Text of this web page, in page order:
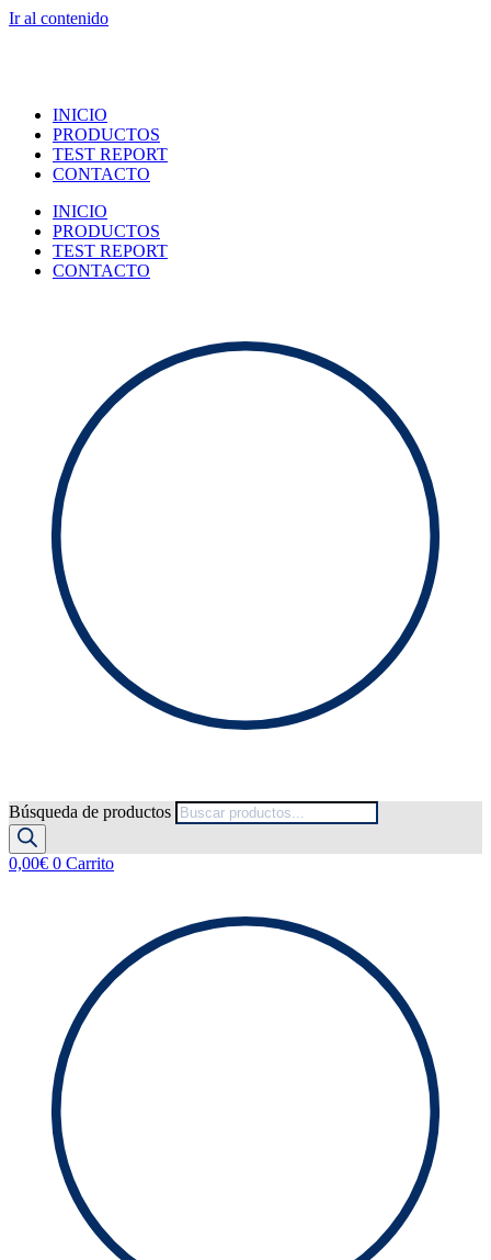
Ir al contenido
INICIO
PRODUCTOS
TEST REPORT
CONTACTO
INICIO
PRODUCTOS
TEST REPORT
CONTACTO
Búsqueda de productos
0,00€ 0 Carrito